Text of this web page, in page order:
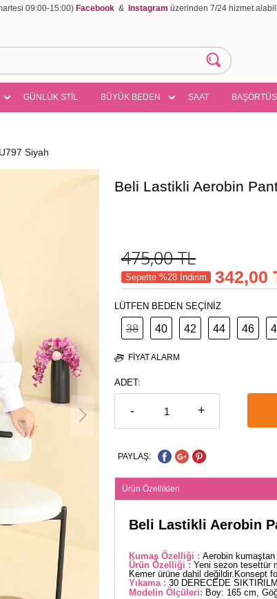
09:00-15:00) Facebook & Instagram üzerinden 7/24 hizmet
GÜNLÜK STİL BÜYÜK BEDEN SAAT
Siyah
Beli Lastikli Aerobin
475,00TL
Sepette %28 İndirim 342,00
LÜTFEN BEDEN SEÇİNİZ
38 40 42 44 46
FIYAT ALARM
ADET:
- +
PAYLAŞ:
Ürün Özellikleri
Beli Lastikli Aerobin
Kumaş Özelliği : Aerobin
Ürün Özelliği : Yeni sezon tesettür
Kemer ürüne dahil değildir.Konsept
Yıkama : 30 DERECEDE
Modelin Ölçüleri: Boy: 165 cm,